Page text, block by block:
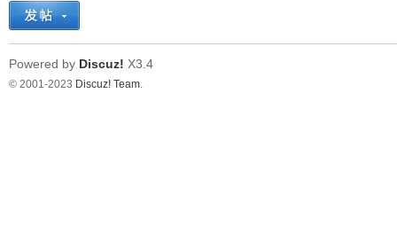
Powered by Discuz! X3.4
© 2001-2023 Discuz! Team.